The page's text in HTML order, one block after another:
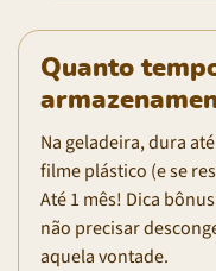
Quanto
Na geladeira, dura
filme plástico (e se
Até 1 mês! Dica
não precisar
aquela vontade.